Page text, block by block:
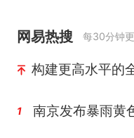
网易热搜 每30分钟
构建更高水平的
1 南京发布暴雨黄